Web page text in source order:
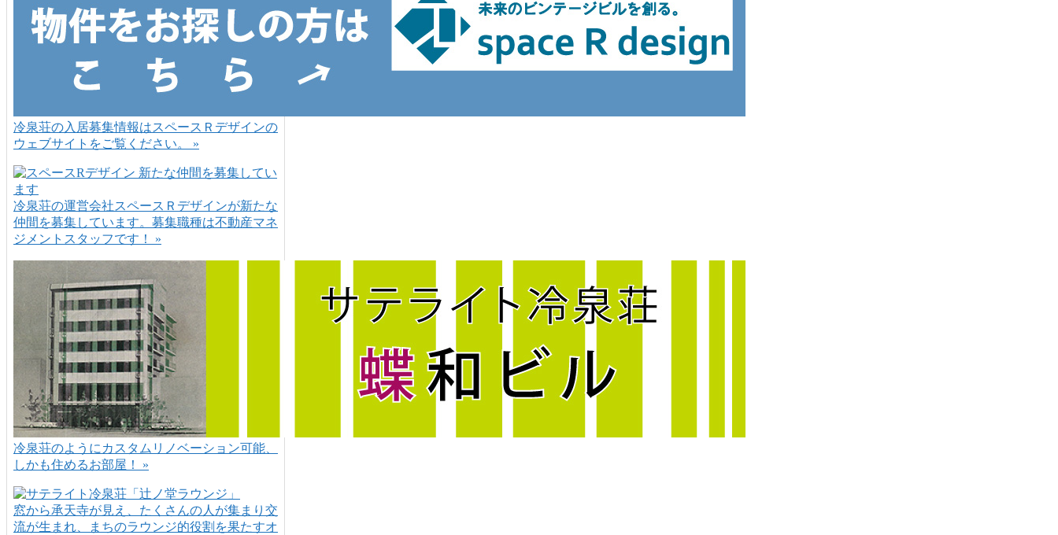
冷泉荘の入居募集情報はスペースＲデザインの
ウェブサイトをご覧ください。 »
冷泉荘の運営会社スペースＲデザインが新たな
仲間を募集しています。募集職種は不動産マネ
ジメントスタッフです！ »
冷泉荘のようにカスタムリノベーション可能、
しかも住めるお部屋！ »
窓から承天寺が見え、たくさんの人が集まり交
流が生まれ、まちのラウンジ的役割を果たすオ